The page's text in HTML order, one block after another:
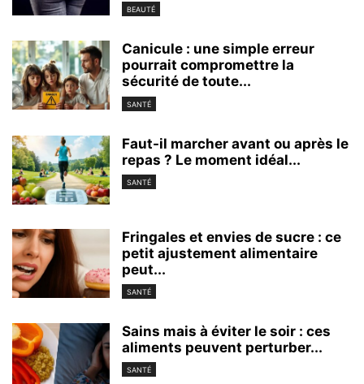
BEAUTÉ
Canicule : une simple erreur
pourrait compromettre la
sécurité de toute...
SANTÉ
Faut-il marcher avant ou après le
repas ? Le moment idéal...
SANTÉ
Fringales et envies de sucre : ce
petit ajustement alimentaire
peut...
SANTÉ
Sains mais à éviter le soir : ces
aliments peuvent perturber...
SANTÉ